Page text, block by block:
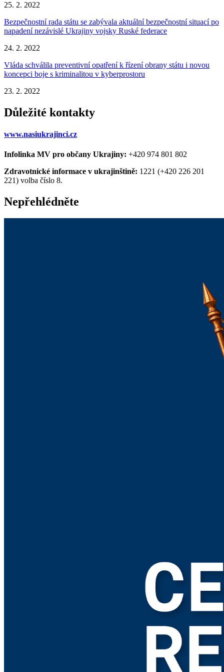
25. 2. 2022
Bezpečnostní rada státu se zabývala aktuální bezpečnostní situací po
napadení nezávislé Ukrajiny vojsky Ruské federace
24. 2. 2022
Vláda schválila preventivní opatření k řízení obrany státu i novou
koncepci boje s kriminalitou v kyberprostoru
23. 2. 2022
Důležité kontakty
www.nasiukrajinci.cz
Infolinka MV pro občany Ukrajiny: +420 974 801 802
Zdravotnické informace v ukrajinštině: 1221 (+420 226 201
221) volba číslo 8.
Nepřehlédněte